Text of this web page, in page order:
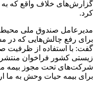
گزارش‌های خلاف واقع که به
کرد.
مدیرعامل صندوق ملی محیط
برای رفع چالش‌هایی که در
گفت: با استفاده از ظرفیت
زیستی کشور فراخوان منتشر
شرکت‌های تحت مجوز بیمه
برای بیمه حیات وحش به ما